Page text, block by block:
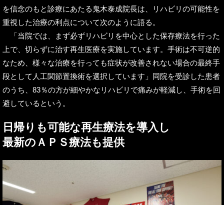
を信念のもと診療にあたる鬼木泰成院長は、リハビリの可能性を
重視した治療の利点について次のように語る。
「当院では、まず必ずリハビリを中心とした保存療法を行った
上で、切らずに治す再生医療を実施しています。手術は不可逆的
なため、様々な治療を行っても症状が改善されない場合の最終手
段として人工関節置換術を選択しています」同院を受診した患者
のうち、83％の方が細やかなリハビリで痛みが軽減し、手術を回
避しているという。
日帰りも可能な再生療法を導入し
最新のＡＰＳ療法も提供